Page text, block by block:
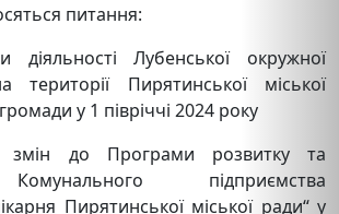
питання:
діяльності Лубенської окружної
території Пирятинської міської
у 1 півріччі 2024 року
змін до Програми розвитку та
підприємства
Пирятинської міської ради“ у